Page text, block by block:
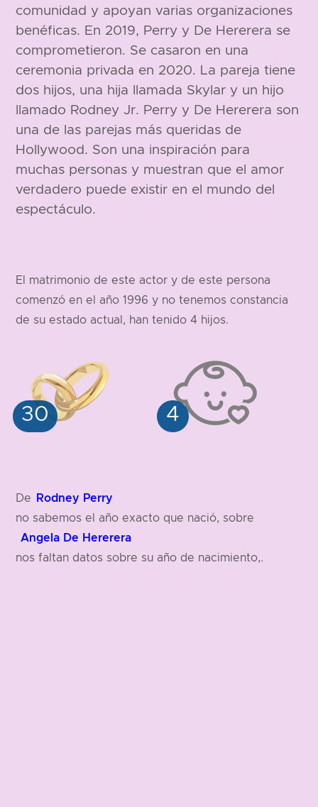
comunidad y apoyan varias organizaciones
benéficas. En 2019, Perry y De Hererera se
comprometieron. Se casaron en una
ceremonia privada en 2020. La pareja tiene
dos hijos, una hija llamada Skylar y un hijo
llamado Rodney Jr. Perry y De Hererera son
una de las parejas más queridas de
Hollywood. Son una inspiración para
muchas personas y muestran que el amor
verdadero puede existir en el mundo del
espectáculo.
El matrimonio de este actor y de este persona
comenzó en el año 1996 y no tenemos constancia
de su estado actual, han tenido 4 hijos.
De Rodney Perry
no sabemos el año exacto que nació, sobre
Angela De Hererera
nos faltan datos sobre su año de nacimiento,.